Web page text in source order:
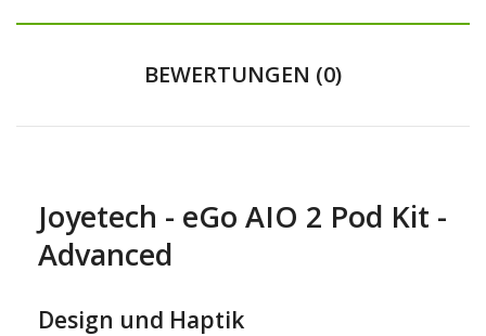
BEWERTUNGEN (0)
Joyetech - eGo AIO 2 Pod Kit -
Advanced
Design und Haptik